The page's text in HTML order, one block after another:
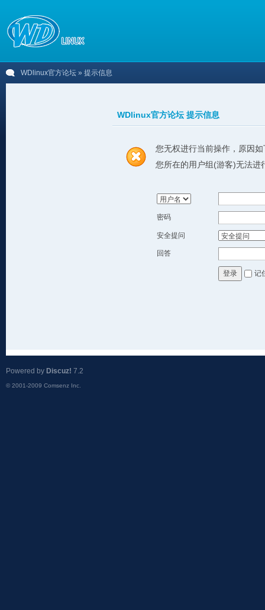
WDlinux官方论坛 » 提示信息
WDlinux官方论坛 提示信息
您无权进行当前操作，原因如
您所在的用户组(游客)无法进
密码
安全提问
回答
登录 记
Powered by Discuz! 7.2
© 2001-2009 Comsenz Inc.